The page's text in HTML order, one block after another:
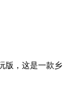
版，这是一款乡